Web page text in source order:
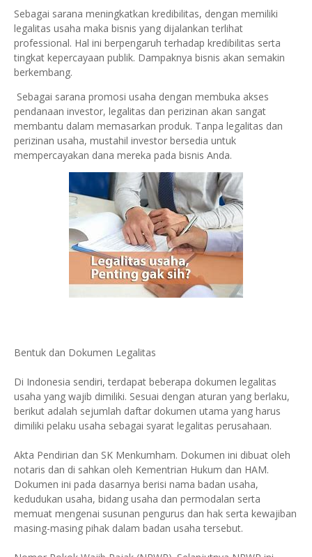
Sebagai sarana meningkatkan kredibilitas, dengan memiliki
legalitas usaha maka bisnis yang dijalankan terlihat
professional. Hal ini berpengaruh terhadap kredibilitas serta
tingkat kepercayaan publik. Dampaknya bisnis akan semakin
berkembang.
Sebagai sarana promosi usaha dengan membuka akses
pendanaan investor, legalitas dan perizinan akan sangat
membantu dalam memasarkan produk. Tanpa legalitas dan
perizinan usaha, mustahil investor bersedia untuk
mempercayakan dana mereka pada bisnis Anda.
Bentuk dan Dokumen Legalitas
Di Indonesia sendiri, terdapat beberapa dokumen legalitas
usaha yang wajib dimiliki. Sesuai dengan aturan yang berlaku,
berikut adalah sejumlah daftar dokumen utama yang harus
dimiliki pelaku usaha sebagai syarat legalitas perusahaan.
Akta Pendirian dan SK Menkumham. Dokumen ini dibuat oleh
notaris dan di sahkan oleh Kementrian Hukum dan HAM.
Dokumen ini pada dasarnya berisi nama badan usaha,
kedudukan usaha, bidang usaha dan permodalan serta
memuat mengenai susunan pengurus dan hak serta kewajiban
masing-masing pihak dalam badan usaha tersebut.